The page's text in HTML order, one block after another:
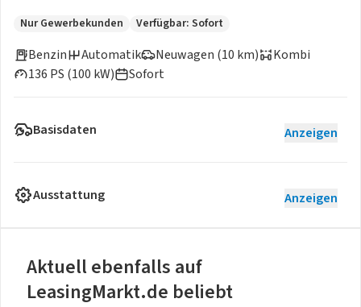
Nur Gewerbekunden Verfügbar: Sofort
Benzin
Neuwagen (10 km)
136 PS (100 kW)
Automatik
Kombi
Sofort
Basisdaten Anzeigen
Ausstattung Anzeigen
Aktuell ebenfalls auf
LeasingMarkt.de beliebt